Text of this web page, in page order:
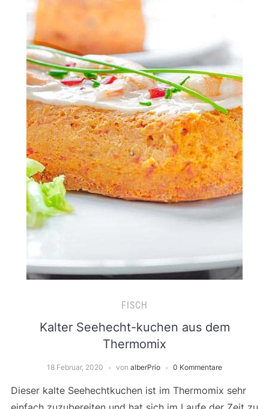
FISCH
Kalter Seehecht-kuchen aus dem
Thermomix
18 Februar, 2020 von alberPrio 0 Kommentare
Dieser kalte Seehechtkuchen ist im Thermomix sehr